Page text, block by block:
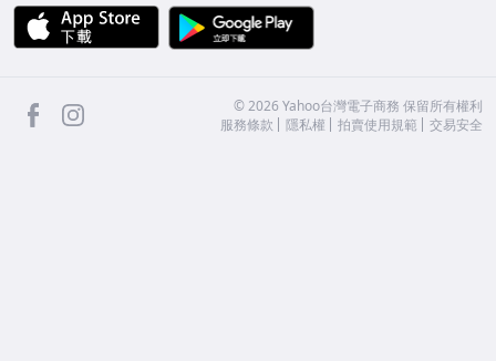
APP Store
facebook ©2026 Yahoo台灣電子商務 保留所有權利
服務條款
隱私權 拍賣使用規範 交易安全